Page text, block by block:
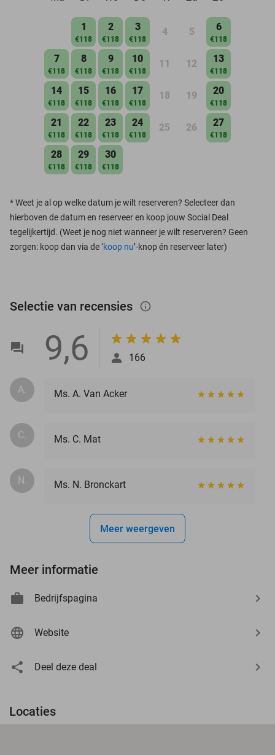
1
€118
2
€118
3
€118
4 5 6
€118
7
€118
8
€118
9
€118
10
€118
11 12 13
€118
14
€118
15
€118
16
€118
17
€118
18 19 20
€118
21
€118
22
€118
23
€118
24
€118
25 26 27
€118
28
€118
29
€118
30
€118
*Weet je al op welke datum je wilt reserveren? Selecteer dan
hierboven de datum en reserveer en koop jouw Social Deal
tegelijkertijd. (Weet je nog niet wanneer je wilt reserveren? Geen
zorgen: koop dan via de ‘koop nu’-knop én reserveer later)
Selectie van recensies info_outlined
9,6 166
A. Ms. A. Van Acker
C. Ms. C. Mat
N. Ms. N. Bronckart
Meer weergeven
Meer informatie
Bedrijfspagina
Website
Deel deze deal
Locaties